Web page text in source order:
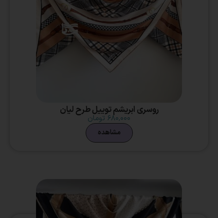
روسری ابریشم توییل طرح لیان
۶۸۰,۰۰۰ تومان
مشاهده